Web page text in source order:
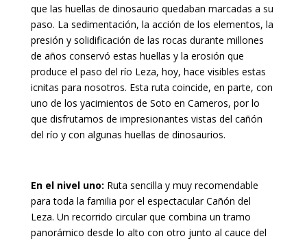
que las huellas de dinosaurio quedaban marcadas a su
paso. La sedimentación, la acción de los elementos, la
presión y solidificación de las rocas durante millones
de años conservó estas huellas y la erosión que
produce el paso del río Leza, hoy, hace visibles estas
icnitas para nosotros. Esta ruta coincide, en parte, con
uno de los yacimientos de Soto en Cameros, por lo
que disfrutamos de impresionantes vistas del cañón
del río y con algunas huellas de dinosaurios.
En el nivel uno: Ruta sencilla y muy recomendable
para toda la familia por el espectacular Cañón del
Leza. Un recorrido circular que combina un tramo
panorámico desde lo alto con otro junto al cauce del